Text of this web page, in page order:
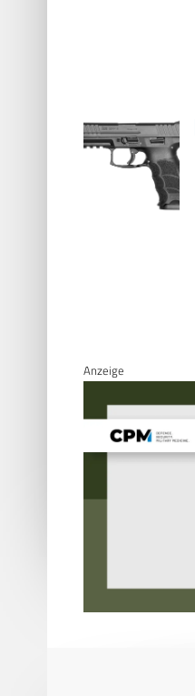
Anzeige